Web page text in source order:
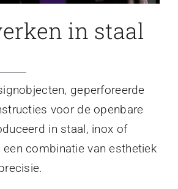
in staal
geperforeerde
voor de openbare
in staal, inox of
combinatie van esthetiek